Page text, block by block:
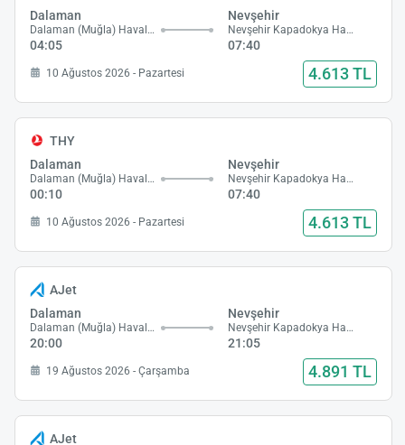
Dalaman
Dalaman (Muğla) Havalimanı
04:05
Nevşehir
Nevşehir Kapadokya Havalimanı
07:40
10 Ağustos 2026 - Pazartesi 4.613 TL
THY
Dalaman
Dalaman (Muğla) Havalimanı
00:10
Nevşehir
Nevşehir Kapadokya Havalimanı
07:40
10 Ağustos 2026 - Pazartesi 4.613 TL
AJet
Dalaman
Dalaman (Muğla) Havalimanı
20:00
Nevşehir
Nevşehir Kapadokya Havalimanı
21:05
19 Ağustos 2026 - Çarşamba 4.891 TL
AJet